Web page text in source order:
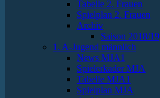
Tabelle 2. Frauen
Spielplan 2. Frauen
Archiv
Saison 2018/19
1. A-Jugend männlich
News MJA1
Spielerkader MJA
Tabelle MJA1
Spielplan MJA